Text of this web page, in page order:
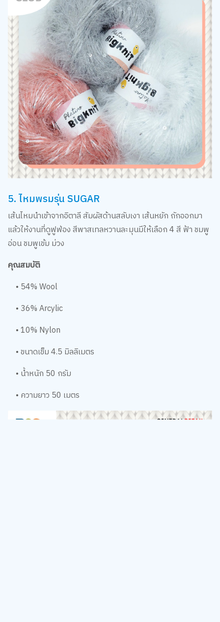
5. ไหมพรมรุ่น SUGAR
เส้นไหมนำเข้าจากอิตาลี สัมผัสด้านสลับเงา เส้นหยัก ถักออกมา
แล้วให้งานที่ดูฟูฟ่อง สีพาสเทลหวานละมุนมีให้เลือก 4 สี ฟ้า ชมพู
อ่อน ชมพูเข้ม ม่วง
คุณสมบัติ
• 54% Wool
• 36% Arcylic
• 10% Nylon
• ขนาดเข็ม 4.5 มิลลิเมตร
• น้ำหนัก 50 กรัม
• ความยาว 50 เมตร